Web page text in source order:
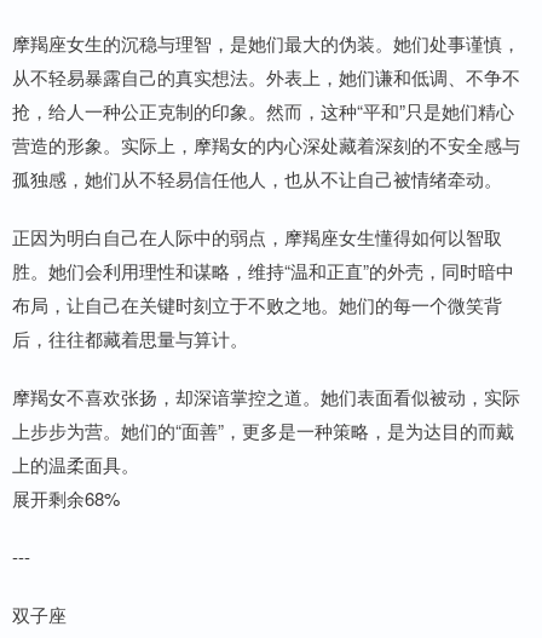
摩羯座女生的沉稳与理智，是她们最大的伪装。她们处事谨慎，
从不轻易暴露自己的真实想法。外表上，她们谦和低调、不争不
抢，给人一种公正克制的印象。然而，这种“平和”只是她们精心
营造的形象。实际上，摩羯女的内心深处藏着深刻的不安全感与
孤独感，她们从不轻易信任他人，也从不让自己被情绪牵动。
正因为明白自己在人际中的弱点，摩羯座女生懂得如何以智取
胜。她们会利用理性和谋略，维持“温和正直”的外壳，同时暗中
布局，让自己在关键时刻立于不败之地。她们的每一个微笑背
后，往往都藏着思量与算计。
摩羯女不喜欢张扬，却深谙掌控之道。她们表面看似被动，实际
上步步为营。她们的“面善”，更多是一种策略，是为达目的而戴
上的温柔面具。
展开剩余68%
---
双子座